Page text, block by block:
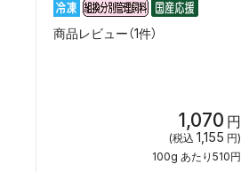
商品レビュー（1件）
1,070 円
(税込 1,155 円)
100g あたり510円